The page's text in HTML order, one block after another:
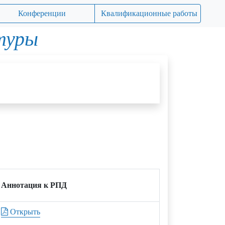
Конференции Квалификационные работы
Аннотация к РПД
Открыть